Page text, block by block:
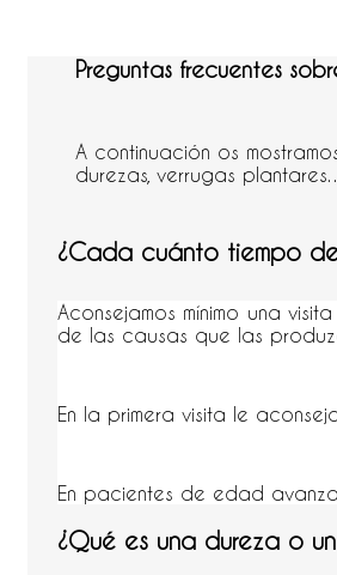
Preguntas frecuentes
A continuación os
durezas, verrugas
¿Cada cuánto tiempo
Aconsejamos mínimo una
de las causas que las
En la primera visita le
En pacientes de edad
¿Qué es una dureza o